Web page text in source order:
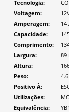
Tecnologia
Voltagem
Amperagem
14
Capacidade
Comprimento
134
Largura
89
Altura
166
Peso
4.6
Positivo À
Utilizações
Equivalência